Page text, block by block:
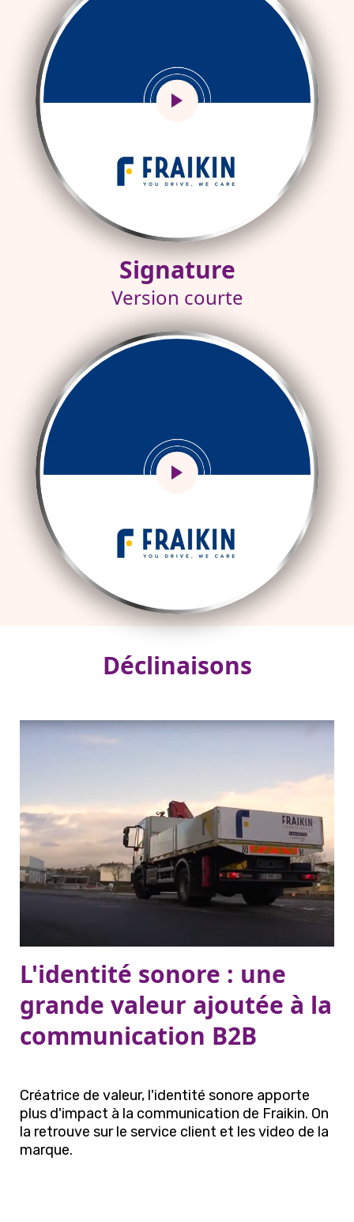
Signature
Version courte
Déclinaisons
L'identité sonore : une
grande valeur ajoutée à la
communication B2B
Créatrice de valeur, l'identité sonore apporte
plus d'impact à la communication de Fraikin. On
la retrouve sur le service client et les video de la
marque.